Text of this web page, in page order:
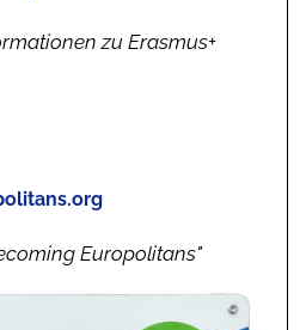
zu Erasmus+
Europolitans"